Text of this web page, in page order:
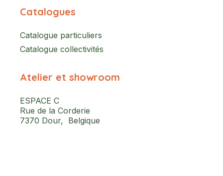
Catalogues
Catalogue particuliers
Catalogue collectivités
Atelier et showroom
ESPACE C
Rue de la Corderie
7370 Dour, Belgique